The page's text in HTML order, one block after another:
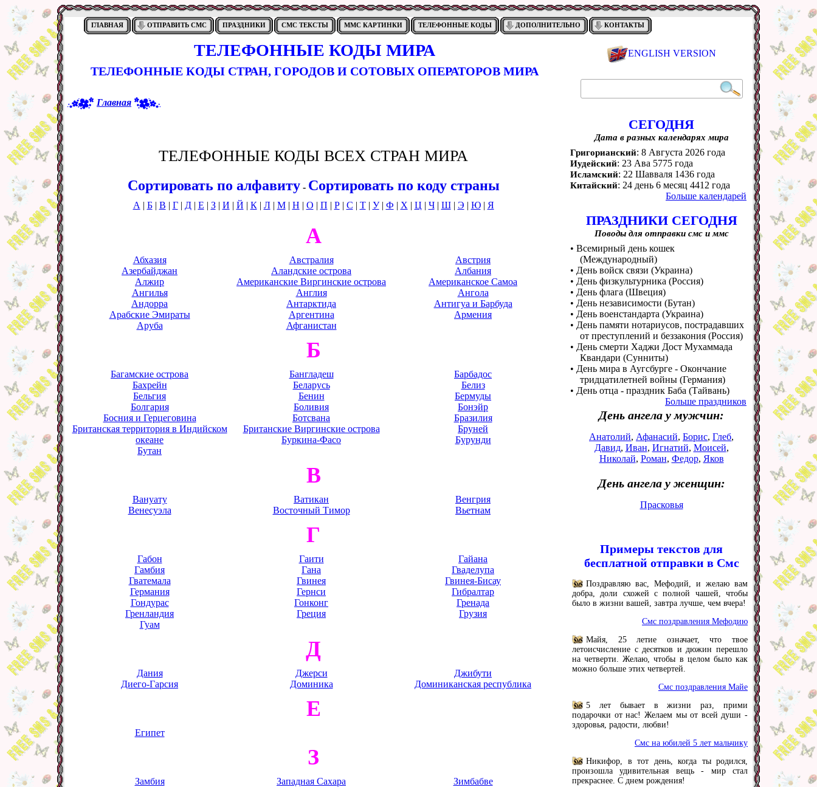
ГЛАВНАЯ ОТПРАВИТЬ СМС ПРАЗДНИКИ СМС ТЕКСТЫ ММС КАРТИНКИ ТЕЛЕФОННЫЕ КОДЫ ДОПОЛНИТЕЛЬНО КОНТАКТЫ
ТЕЛЕФОННЫЕ КОДЫ МИРА
ТЕЛЕФОННЫЕ КОДЫ СТРАН, ГОРОДОВ И СОТОВЫХ ОПЕРАТОРОВ МИРА
Главная
ТЕЛЕФОННЫЕ КОДЫ ВСЕХ СТРАН МИРА
Сортировать по алфавиту- Сортировать по коду страны
А | Б| В | Г| Д| Е | З| И | Й | К| Л| М| Н | О | П | Р| С | Т| У| Ф | Х | Ц | Ч| Ш| Э | Ю| Я
А
Абхазия Австралия
Австрия
Азербайджан
Аландские острова
Албания
Алжир
Американские Виргинские острова
Американское Самоа
Ангилья
Англия
Ангола
Андорра
Антарктида
Антигуа и Барбуда
Арабские Эмираты
Аргентина
Армения
Аруба
Афганистан
Б
Багамские острова Бангладеш
Барбадос
Бахрейн
Беларусь
Белиз
Бельгия
Бенин
Бермуды
Болгария
Боливия
Бонэйр
Босния и Герцеговина
Ботсвана
Бразилия
Британская территория в Индийском
океане
Британские Виргинские острова
Бруней
Буркина-Фасо
Бурунди
Бутан
В
Вануату Ватикан
Венгрия
Венесуэла
Восточный Тимор Вьетнам
Г
Габон Гаити
Гайана
Гамбия
Гана
Гваделупа
Гватемала
Гвинея
Гвинея-Бисау
Германия
Гернси
Гибралтар
Гондурас
Гонконг
Гренада
Гренландия
Греция
Грузия
Гуам
Д
Дания Джерси
Джибути
Диего-Гарсия
Доминика Доминиканская республика
Е
Египет
З
Замбия Западная Сахара Зимбабве
ENGLISH VERSION
СЕГОДНЯ
Дата в разных календарях мира
Григорианский: 8 Августа 2026 года
Иудейский: 23 Ава 5775 года
Исламский: 22 Шавваля 1436 года
Китайский: 24 день 6 месяц 4412 года
Больше календарей
ПРАЗДНИКИ СЕГОДНЯ
Поводы для отправки смс и ммс
• Всемирный день кошек
(Международный)
• День войск связи (Украина)
• День физкультурника (Россия)
• День флага (Швеция)
• День независимости (Бутан)
• День военстандарта (Украина)
• День памяти нотариусов, пострадавших
от преступлений и беззакония (Россия)
• День смерти Хаджи Дост Мухаммада
Квандари (Сунниты)
• День мира в Аугсбурге - Окончание
тридцатилетней войны (Германия)
• День отца - праздник Баба (Тайвань)
Больше праздников
День ангела у мужчин:
Анатолий, Афанасий, Борис, Глеб,
Давид, Иван, Игнатий, Моисей,
Николай, Роман, Федор, Яков
День ангела у женщин:
Прасковья
Примеры текстов для
бесплатной отправки в Смс
Поздравляю вас, Мефодий, и желаю вам
добра, доли схожей с полной чашей, чтобы
было в жизни вашей, завтра лучше, чем вчера!
Смс поздравления Мефодию
Майя, 25 летие означает, что твое
летоисчисление с десятков и дюжин перешло
на четверти. Желаю, чтобы в целом было как
можно больше этих четвертей.
Смс поздравления Майе
5 лет бывает в жизни раз, прими
подарочки от нас! Желаем мы от всей души -
здоровья, радости, любви!
Смс на юбилей 5 лет мальчику
Никифор, в тот день, когда ты родился,
произошла удивительная вещь - мир стал
прекраснее. С днем рождения!